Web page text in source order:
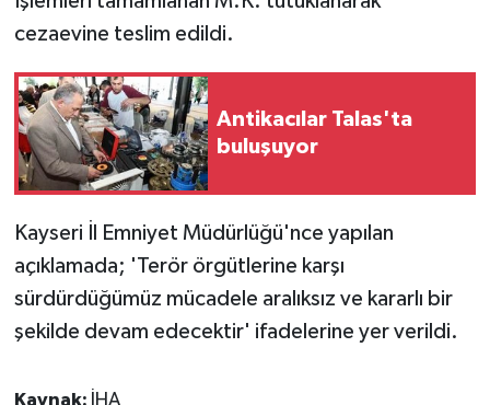
cezaevine teslim edildi.
Antikacılar Talas'ta
buluşuyor
Kayseri İl Emniyet Müdürlüğü'nce yapılan
açıklamada; 'Terör örgütlerine karşı
sürdürdüğümüz mücadele aralıksız ve kararlı bir
şekilde devam edecektir' ifadelerine yer verildi.
Kaynak: İHA
KÜLTÜR SANAT
MAGAZİN
Otomobil
POLİTİKA
Sağlık
SİYASET